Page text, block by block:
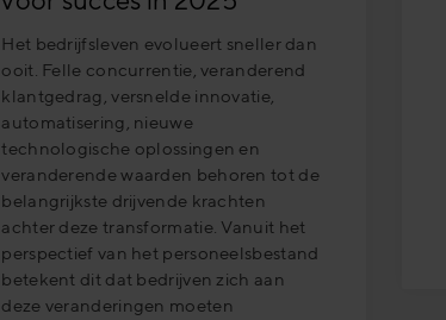
Het bedrijfsleven evolueert sneller dan
ooit. Felle concurrentie, veranderend
klantgedrag, versnelde innovatie,
automatisering, nieuwe
technologische oplossingen en
veranderende waarden behoren tot de
belangrijkste drijvende krachten
achter deze transformatie. Vanuit het
perspectief van het personeelsbestand
betekent dit dat bedrijven zich aan
deze veranderingen moeten